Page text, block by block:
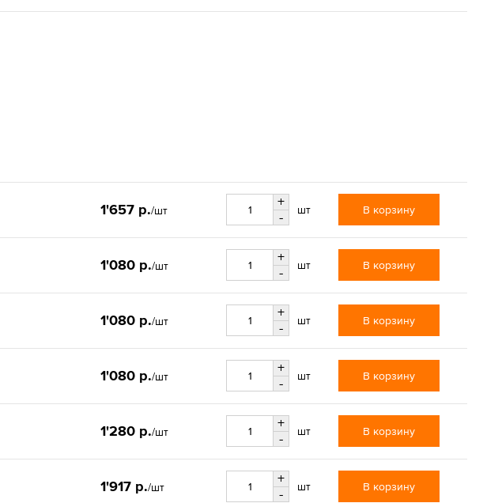
1'657 р./шт
+
-
шт В корзину
1'080 р./шт
+
-
шт В корзину
1'080 р./шт
+
-
шт В корзину
1'080 р./шт
+
-
шт В корзину
1'280 р./шт
+
-
шт В корзину
1'917 р./шт
+
-
шт В корзину